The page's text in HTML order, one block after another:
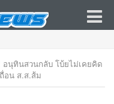
อนุทินสวนกลับ โบ้ยไม่เคยคิด
อน ส.ส.ส้ม